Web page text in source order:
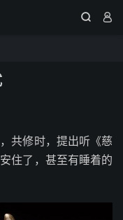
 
共修时，提出听《慈
住了，甚至有睡着的